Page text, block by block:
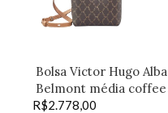
Bolsa Victor Hugo Alba
Belmont média coffee
R$2.778,00